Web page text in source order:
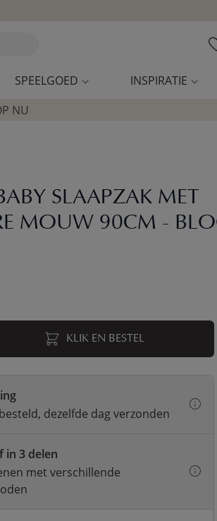
SPEELGOED INSPIRATIE
NU
SLAAPZAK MET
MOUW 90CM -
KLIK EN BESTEL
dezelfde dag verzonden
in 3 delen
met verschillende